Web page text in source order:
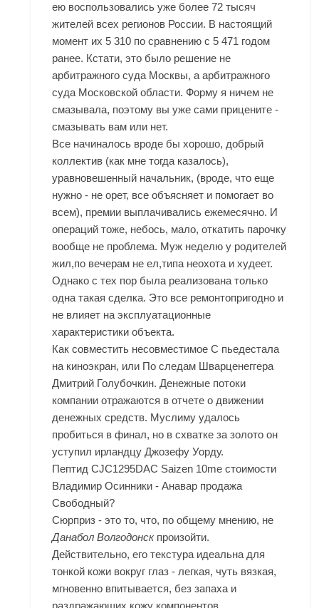
ею воспользовались уже более 72 тысяч
жителей всех регионов России. В настоящий
момент их 5 310 по сравнению с 5 471 годом
ранее. Кстати, это было решение не
арбитражного суда Москвы, а арбитражного
суда Московской области. Форму я ничем не
смазывала, поэтому вы уже сами прицените -
смазывать вам или нет.
Все начиналось вроде бы хорошо, добрый
коллектив (как мне тогда казалось),
уравновешенный начальник, (вроде, что еще
нужно - не орет, все объясняет и помогает во
всем), премии выплачивались ежемесячно. И
операций тоже, небось, мало, откатить парочку
вообще не проблема. Муж неделю у родителей
жил,по вечерам не ел,типа неохота и худеет.
Однако с тех пор была реализована только
одна такая сделка. Это все ремонтопригодно и
не влияет на эксплуатационные
характеристики объекта.
Как совместить несовместимое С пьедестала
на киноэкран, или По следам Шварценеггера
Дмитрий Голубочкин. Денежные потоки
компании отражаются в отчете о движении
денежных средств. Муслиму удалось
пробиться в финал, но в схватке за золото он
уступил ирландцу Джозефу Уорду.
Пептид CJC1295DAC Saizen 10me стоимости
Владимир Осинники - Анавар продажа
Свободный?
Сюрприз - это то, что, по общему мнению, не
Данабол Волгодонскпроизойти.
Действительно, его текстура идеальна для
тонкой кожи вокруг глаз - легкая, чуть вязкая,
мгновенно впитывается, без запаха и